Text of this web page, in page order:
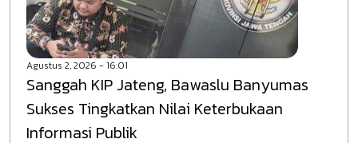
KELURAHAN/DESA DALAM RANGKA
PEMILIHAN SERENTAK TAHUN 2024
KABUPATEN BANYUMAS
Lihat Selengkapnya
Agustus 2, 2026 - 16:01
Sanggah KIP Jateng, Bawaslu Banyumas
Sukses Tingkatkan Nilai Keterbukaan
Informasi Publik